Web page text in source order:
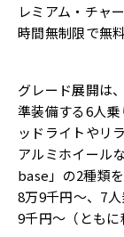
レミアム・チャ
時間無制限で無
グレード展開は
準装備する6人乗
ッドライトやリ
アルミホイール
base」の2種類
8万9千円～、7
9千円～（ともに